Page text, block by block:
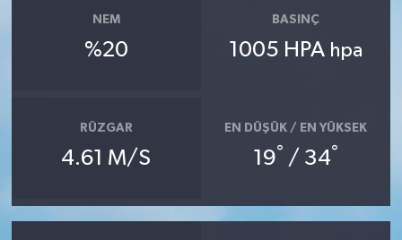
NEM
%20
BASINÇ
1005 HPA hpa
RÜZGAR
4.61 M/S
EN DÜŞÜK / EN YÜKSEK
19° / 34°